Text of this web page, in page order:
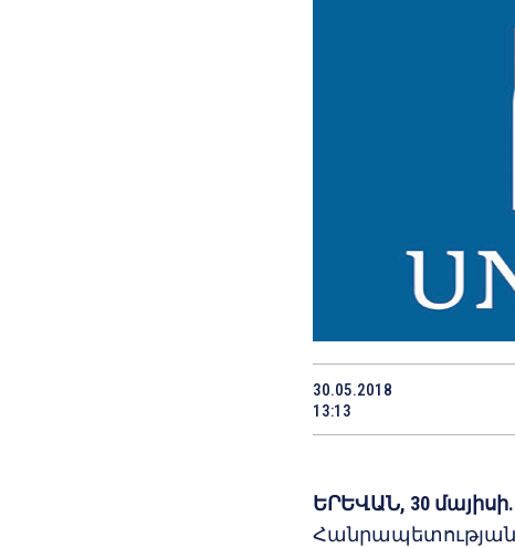
30.05.2018
13:13
ԵՐԵՎԱՆ, 30
Հանրապետության